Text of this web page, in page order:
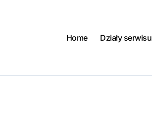
Home Działy serwisu